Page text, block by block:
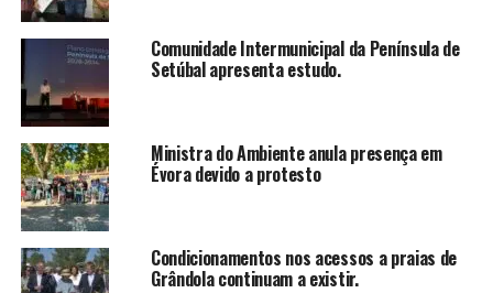
Comunidade Intermunicipal da Península de
Setúbal apresenta estudo.
Ministra do Ambiente anula presença em
Évora devido a protesto
Condicionamentos nos acessos a praias de
Grândola continuam a existir.